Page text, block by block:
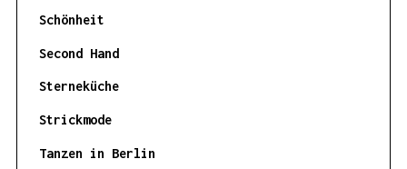
Schönheit
Second Hand
Sterneküche
Strickmode
Tanzen in Berlin